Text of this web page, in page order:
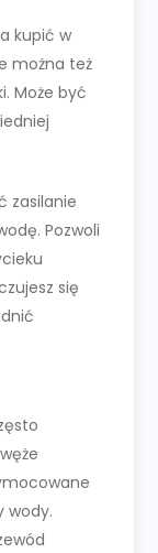
kupić w
można też
Może być
zasilanie
Pozwoli
się
wody.